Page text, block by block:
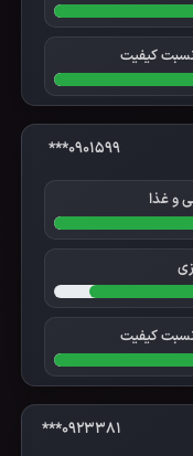
کیفیت
0901599***
و غذا
کیفیت
0923381***